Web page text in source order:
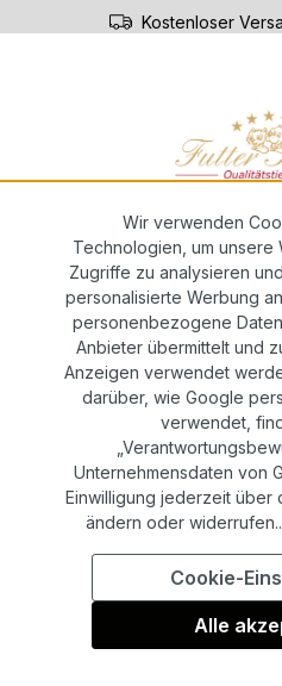
Kostenloser
Züchterservice
mit Wild | Super
Wir verwenden
Technologien, um unsere
Zugriffe zu analysieren
personalisierte Werbung
personenbezogene
Anbieter übermittelt und
Anzeigen verwendet
darüber, wie Google
verwendet,
Unternehmensdaten von
Einwilligung jederzeit über
ändern oder widerrufen..
Cookie-
Alle